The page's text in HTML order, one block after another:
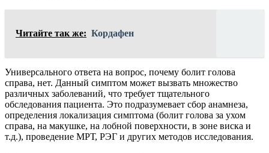
Читайте так же: Кордафен
Универсального ответа на вопрос, почему болит голова
справа, нет. Данный симптом может вызвать множество
различных заболеваний, что требует тщательного
обследования пациента. Это подразумевает сбор анамнеза,
определения локализация симптома (болит голова за ухом
справа, на макушке, на лобной поверхности, в зоне виска и
т.д.), проведение МРТ, РЭГ и других методов исследования.